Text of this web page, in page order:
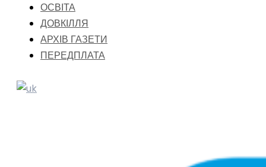
ОСВІТА
ДОВКІЛЛЯ
АРХІВ ГАЗЕТИ
ПЕРЕДПЛАТА